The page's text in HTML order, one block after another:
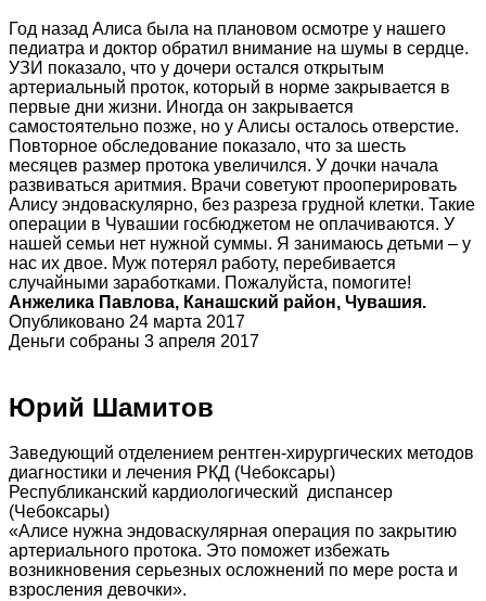
Год назад Алиса была на плановом осмотре у нашего
педиатра и доктор обратил внимание на шумы в сердце.
УЗИ показало, что у дочери остался открытым
артериальный проток, который в норме закрывается в
первые дни жизни. Иногда он закрывается
самостоятельно позже, но у Алисы осталось отверстие.
Повторное обследование показало, что за шесть
месяцев размер протока увеличился. У дочки начала
развиваться аритмия. Врачи советуют прооперировать
Алису эндоваскулярно, без разреза грудной клетки. Такие
операции в Чувашии госбюджетом не оплачиваются. У
нашей семьи нет нужной суммы. Я занимаюсь детьми – у
нас их двое. Муж потерял работу, перебивается
случайными заработками. Пожалуйста, помогите!
Анжелика Павлова, Канашский район, Чувашия.
Опубликовано 24 марта 2017
Деньги собраны 3 апреля 2017
Юрий Шамитов
Заведующий отделением рентген-хирургических методов
диагностики и лечения РКД (Чебоксары)
Республиканский кардиологический диспансер
(Чебоксары)
«Алисе нужна эндоваскулярная операция по закрытию
артериального протока. Это поможет избежать
возникновения серьезных осложнений по мере роста и
взросления девочки».